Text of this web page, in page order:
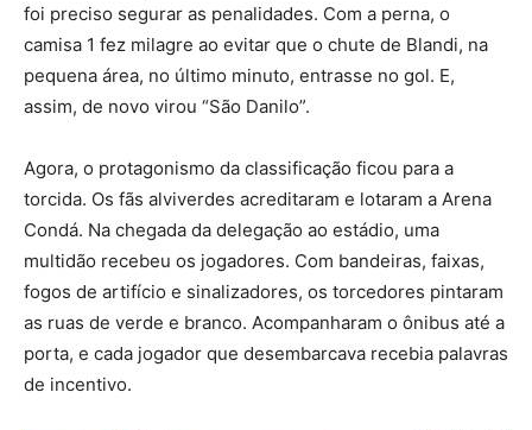
foi preciso segurar as penalidades. Com a perna, o
camisa 1 fez milagre ao evitar que o chute de Blandi, na
pequena área, no último minuto, entrasse no gol. E,
assim, de novo virou “São Danilo”.
Agora, o protagonismo da classificação ficou para a
torcida. Os fãs alviverdes acreditaram e lotaram a Arena
Condá. Na chegada da delegação ao estádio, uma
multidão recebeu os jogadores. Com bandeiras, faixas,
fogos de artifício e sinalizadores, os torcedores pintaram
as ruas de verde e branco. Acompanharam o ônibus até a
porta, e cada jogador que desembarcava recebia palavras
de incentivo.